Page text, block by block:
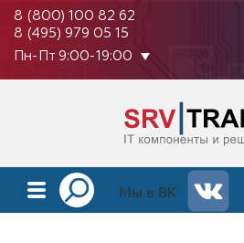
8 (800) 100 82 62
8 (495) 979 05 15
Пн-Пт 9:00-19:00
КАТАЛОГ
Мы в ВК